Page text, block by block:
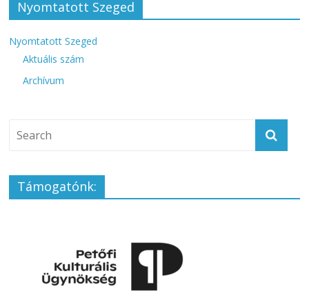
Nyomtatott Szeged
Nyomtatott Szeged
Aktuális szám
Archívum
Támogatónk: